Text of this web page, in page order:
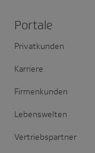
Portale
Privatkunden
Karriere
Firmenkunden
Lebenswelten
Vertriebspartner